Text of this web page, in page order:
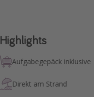
Highlights
Aufgabegepäck inklusive
Direkt am Strand